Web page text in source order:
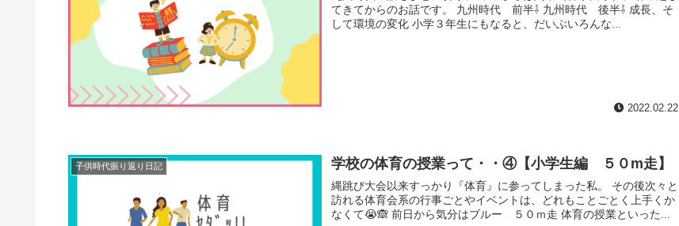
てきてからのお話です。 九州時代 前半⇩ 九州時代 後半⇩ 成長、そ
して環境の変化 小学３年生にもなると、だいぶいろんな...
2022.02.22
子供時代振り返り日記 学校の体育の授業って・・④【小学生編 ５０m走】
縄跳び大会以来すっかり『体育』に参ってしまった私。 その後次々と
訪れる体育会系の行事ごとやイベントは、どれもことごとく上手くか
なくて😭🙈 前日から気分はブルー ５０ｍ走 体育の授業といった...